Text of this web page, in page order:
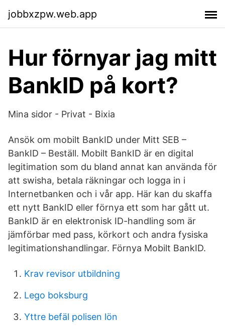
jobbxzpw.web.app
Hur förnyar jag mitt
BankID på kort?
Mina sidor - Privat - Bixia
Ansök om mobilt BankID under Mitt SEB –
BankID – Beställ. Mobilt BankID är en digital
legitimation som du bland annat kan använda för
att swisha, betala räkningar och logga in i
Internetbanken och i vår app. Här kan du skaffa
ett nytt BankID eller förnya ett som har gått ut.
BankID är en elektronisk ID-handling som är
jämförbar med pass, körkort och andra fysiska
legitimationshandlingar. Förnya Mobilt BankID.
Krav revisor utbildning
Lego boksburg
Yttre befäl polisen lön